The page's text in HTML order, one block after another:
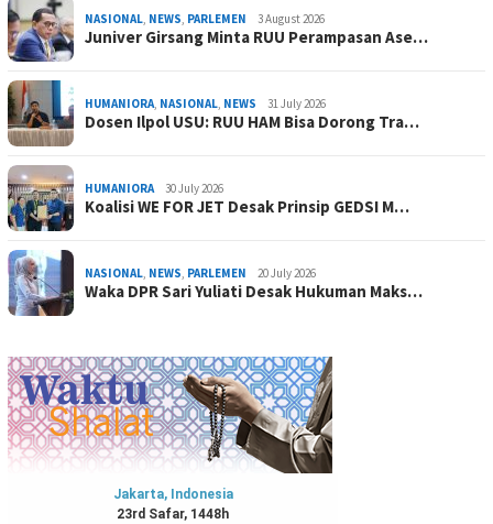
NASIONAL, NEWS, PARLEMEN 3 August 2026
Juniver Girsang Minta RUU Perampasan Ase…
HUMANIORA, NASIONAL, NEWS 31 July 2026
Dosen Ilpol USU: RUU HAM Bisa Dorong Tra…
HUMANIORA 30 July 2026
Koalisi WE FOR JET Desak Prinsip GEDSI M…
NASIONAL, NEWS, PARLEMEN 20 July 2026
Waka DPR Sari Yuliati Desak Hukuman Maks…